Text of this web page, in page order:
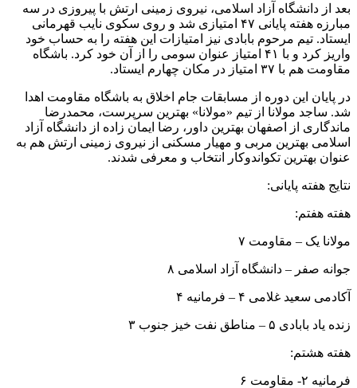
بعد از دانشگاه آزاد اسلامی، نیروی زمینی ارتش با پیروزی در سه
مبارزه هفته پایانی ۴۷ امتیازی شد و روی سکوی نایب قهرمانی
ایستاد. تیم مرحوم بابادی نیز امتیازات این هفته را به حساب خود
واریز کرد و با ۴۱ امتیاز عنوان سومی را از آن خود کرد. باشگاه
مقاومت هم با ۳۷ امتیاز در مکان چهارم ایستاد.
در پایان این دوره از مسابقات جام اخلاق به باشگاه مقاومت اهدا
شد. ساجد مولانا از تیم «مولانا» بهترین سرپرست، محمدرضا
ماندگاری از اصفهان بهترین داور، رضا ایمان زاده از دانشگاه آزاد
اسلامی بهترین مربی و مهیار مسکنی از نیروی زمینی ارتش هم به
عنوان بهترین تکواندوکار انتخاب و معرفی شدند.
نتایج هفته پایانی:
هفته هفتم:
مولانا یک – مقاومت ۷
جوانه صفر – دانشگاه آزاد اسلامی ۸
آکادمی سعید غلامی ۴ – فرمانیه ۴
زنده یاد بابادی ۵ – مناطق نفت خیز جنوب ۳
هفته هشتم:
فرمانیه ۲- مقاومت ۶